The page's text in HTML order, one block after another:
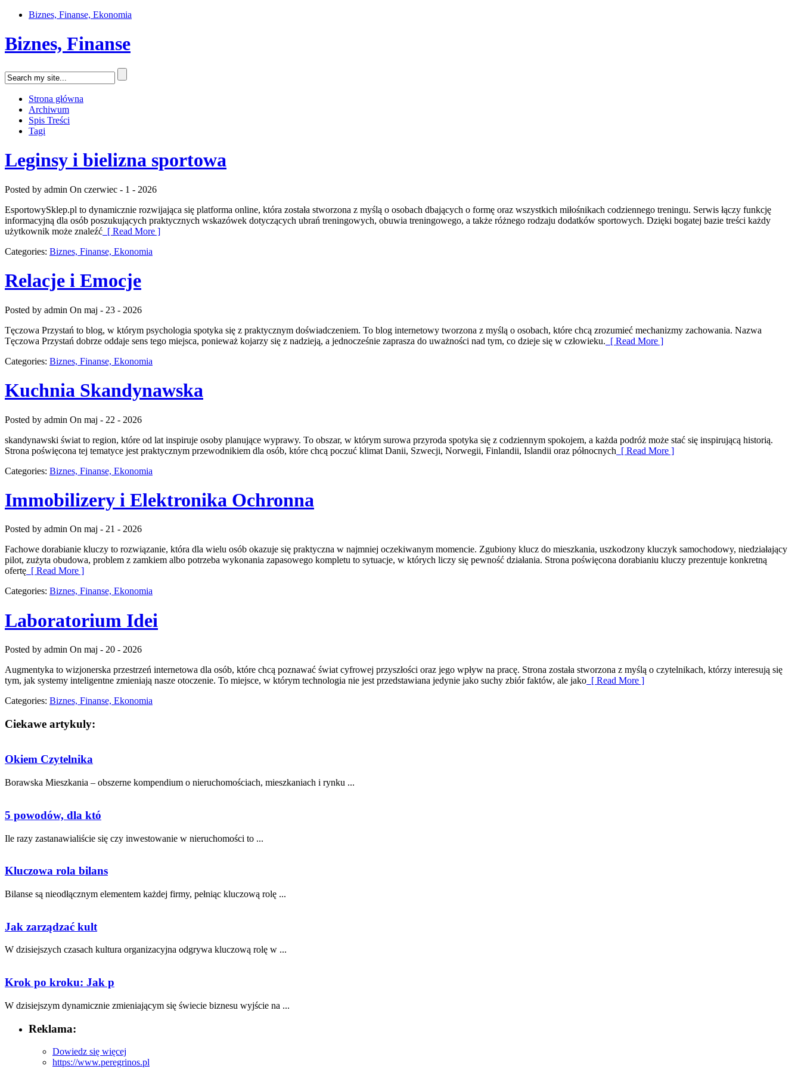
Biznes, Finanse, Ekonomia
Biznes, Finanse
Strona główna
Archiwum
Spis Treści
Tagi
Leginsy i bielizna sportowa
Posted by admin On czerwiec - 1 - 2026
EsportowySklep.pl to dynamicznie rozwijająca się platforma online, która została stworzona z myślą o osobach dbających o formę oraz wszystkich miłośnikach codziennego treningu. Serwis łączy funkcję
informacyjną dla osób poszukujących praktycznych wskazówek dotyczących ubrań treningowych, obuwia treningowego, a także różnego rodzaju dodatków sportowych. Dzięki bogatej bazie treści każdy
użytkownik może znaleźć [ Read More ]
Categories: Biznes, Finanse, Ekonomia
Relacje i Emocje
Posted by admin On maj - 23 - 2026
Tęczowa Przystań to blog, w którym psychologia spotyka się z praktycznym doświadczeniem. To blog internetowy tworzona z myślą o osobach, które chcą zrozumieć mechanizmy zachowania. Nazwa
Tęczowa Przystań dobrze oddaje sens tego miejsca, ponieważ kojarzy się z nadzieją, a jednocześnie zaprasza do uważności nad tym, co dzieje się w człowieku. [ Read More ]
Categories: Biznes, Finanse, Ekonomia
Kuchnia Skandynawska
Posted by admin On maj - 22 - 2026
skandynawski świat to region, które od lat inspiruje osoby planujące wyprawy. To obszar, w którym surowa przyroda spotyka się z codziennym spokojem, a każda podróż może stać się inspirującą historią.
Strona poświęcona tej tematyce jest praktycznym przewodnikiem dla osób, które chcą poczuć klimat Danii, Szwecji, Norwegii, Finlandii, Islandii oraz północnych [ Read More ]
Categories: Biznes, Finanse, Ekonomia
Immobilizery i Elektronika Ochronna
Posted by admin On maj - 21 - 2026
Fachowe dorabianie kluczy to rozwiązanie, która dla wielu osób okazuje się praktyczna w najmniej oczekiwanym momencie. Zgubiony klucz do mieszkania, uszkodzony kluczyk samochodowy, niedziałający
pilot, zużyta obudowa, problem z zamkiem albo potrzeba wykonania zapasowego kompletu to sytuacje, w których liczy się pewność działania. Strona poświęcona dorabianiu kluczy prezentuje konkretną
ofertę [ Read More ]
Categories: Biznes, Finanse, Ekonomia
Laboratorium Idei
Posted by admin On maj - 20 - 2026
Augmentyka to wizjonerska przestrzeń internetowa dla osób, które chcą poznawać świat cyfrowej przyszłości oraz jego wpływ na pracę. Strona została stworzona z myślą o czytelnikach, którzy interesują się
tym, jak systemy inteligentne zmieniają nasze otoczenie. To miejsce, w którym technologia nie jest przedstawiana jedynie jako suchy zbiór faktów, ale jako [ Read More ]
Categories: Biznes, Finanse, Ekonomia
Ciekawe artykuly:
Okiem Czytelnika
Borawska Mieszkania – obszerne kompendium o nieruchomościach, mieszkaniach i rynku ...
5 powodów, dla któ
Ile razy zastanawialiście się⁤ czy ⁤inwestowanie w nieruchomości to ...
Kluczowa rola bilans
Bilanse ‌są nieodłącznym elementem każdej⁢ firmy, pełniąc‍ kluczową rolę ...
Jak zarządzać kult
W dzisiejszych czasach⁤ kultura organizacyjna odgrywa kluczową rolę‍ w ...
Krok po kroku: Jak p
W dzisiejszym dynamicznie zmieniającym się świecie biznesu wyjście na ...
Reklama:
Dowiedz się więcej
https://www.peregrinos.pl